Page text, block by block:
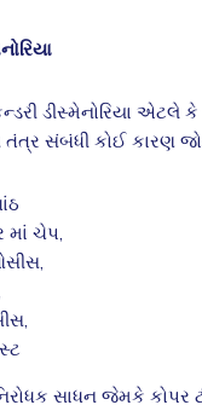
ડીસ્મેનોરિયા એટલે
તંત્ર સંબંધી કોઈ કારણ
ચેપ,
સાધન જેમકે કોપર